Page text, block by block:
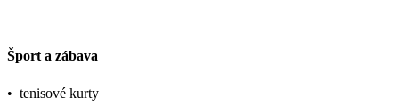
Šport a zábava
• tenisové kurty